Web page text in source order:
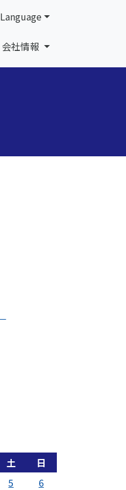
Language
会社情報
土
日
5
6